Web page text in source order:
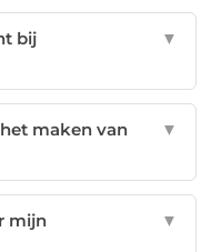
bij
▼
maken van
▼
mijn
▼